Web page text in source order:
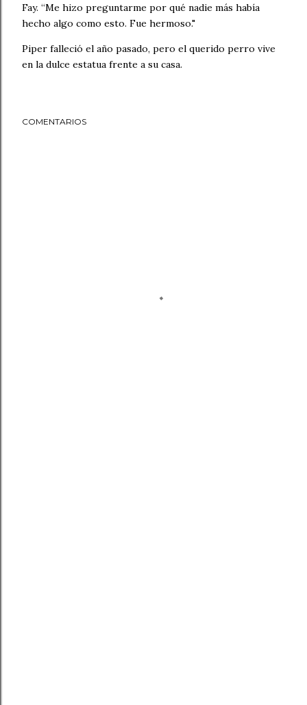
Fay. “Me hizo preguntarme por qué nadie más había
hecho algo como esto. Fue hermoso."
Piper falleció el año pasado, pero el querido perro vive
en la dulce estatua frente a su casa.
COMENTARIOS